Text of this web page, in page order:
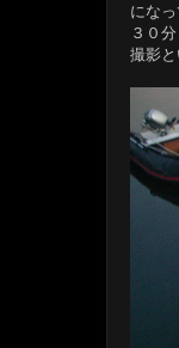
にな
３０
撮影